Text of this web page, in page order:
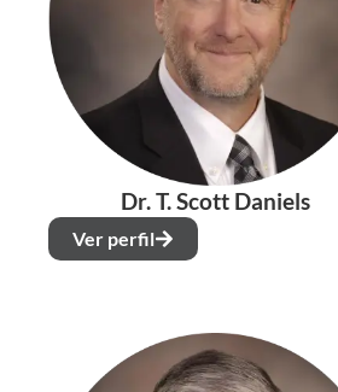
Dr. T. Scott Daniels
Ver perfil